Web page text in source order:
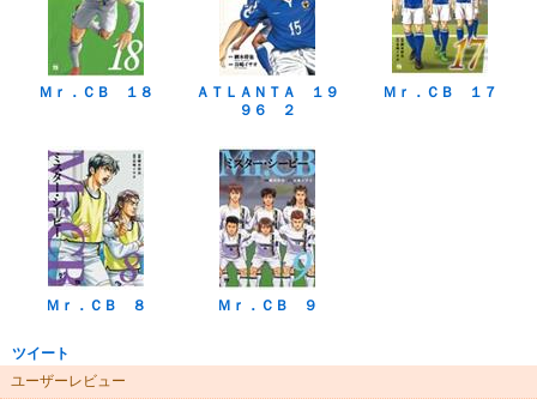
Ｍｒ．ＣＢ １８
ＡＴＬＡＮＴＡ １９
９６ ２
Ｍｒ．ＣＢ １７
Ｍｒ．ＣＢ ８ Ｍｒ．ＣＢ ９
ツイート
ユーザーレビュー